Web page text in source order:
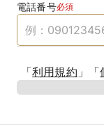
電話番号必須
「利用規約 」 「